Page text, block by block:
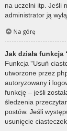
na uczelni itp. Jeśli
administrator ją
Na górę
Jak działa funkcja
Funkcja “Usuń
utworzone przez
autoryzowany i
funkcję – jeśli
śledzenia
postów. Jeśli
usunięcie